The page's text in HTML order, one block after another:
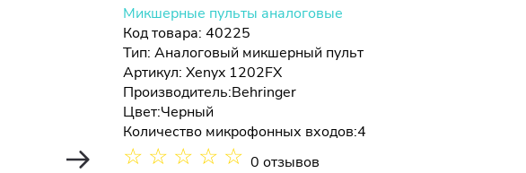
Микшерные пульты аналоговые
Код товара: 40225
Тип:Аналоговый микшерный пульт
Артикул: Xenyx 1202FX
Производитель:Behringer
Цвет:Черный
Количество микрофонных входов:4
☆ ☆ ☆ ☆ ☆ 0 отзывов